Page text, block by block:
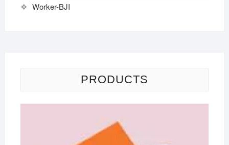
Worker-BJI
PRODUCTS